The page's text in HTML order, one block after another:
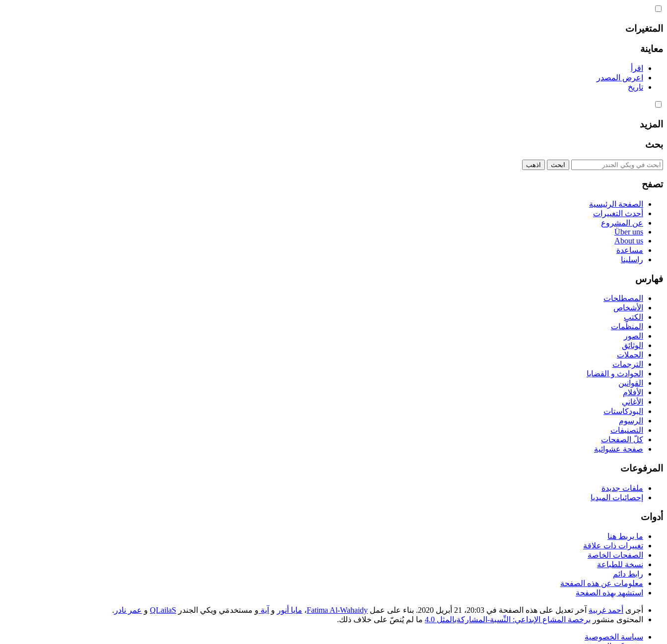
المتغيرات
معاينة
اقرأ
اعرض المصدر
تاريخ
المزيد
بحث
تصفح
الصفحة الرئيسية
أحدث التغييرات
عن المشروع
Über uns
About us
مساعدة
راسلينا
فهارس
المصطلحات
الأشخاص
الكتب
المنظّمات
الصور
الوثائق
الحملات
الترجمات
الحوادث و القضايا
القوانين
الأفلام
الأغاني
البودكاستات
الرسوم
التصنيفات
كلّ الصفحات
صفحة عشوائية
المرفوعات
ملفات جديدة
إحصائيات الميديا
أدوات
ما يربط هنا
تغييرات ذات علاقة
الصفحات الخاصة
نسخة للطباعة
رابط دائم
معلومات عن هذه الصفحة
استشهد بهذه الصفحة
أجرى أحمد غربية آخر تعديل على هذه الصفحة في 20:03، 21 أبريل 2020. بناء على عمل Fatima Al-Wahaidy، مايا أنور و آية و مستخدمَي ويكي الجندر QLailaS و عمر نادر .
المحتوى منشور برخصة المشاع الإبداعي: النِّسبة-المشاركةبالمثل 4.0 ما لم يُنصّ على خلاف ذلك.
سياسة الخصوصية